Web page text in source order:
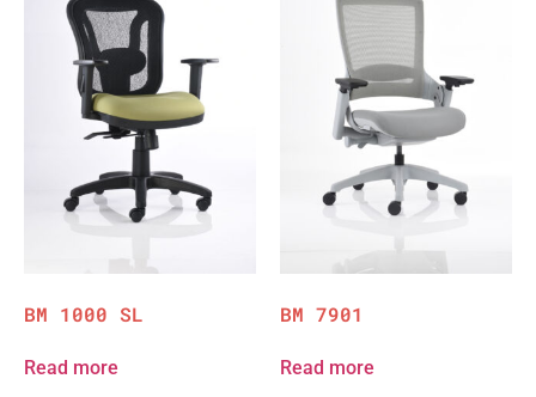
BM 1000 SL
Read more
BM 7901
Read more